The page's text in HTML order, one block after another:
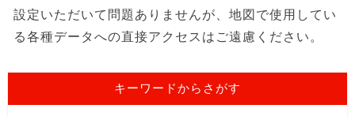
設定いただいて問題ありませんが、地図で使用してい
る各種データへの直接アクセスはご遠慮ください。
キーワードからさがす